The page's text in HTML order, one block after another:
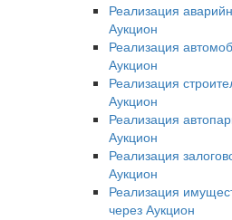
Реализация
Аукцион
Реализация
Аукцион
Реализация
Аукцион
Реализация
Аукцион
Реализация
Аукцион
Реализация
через Аукцион